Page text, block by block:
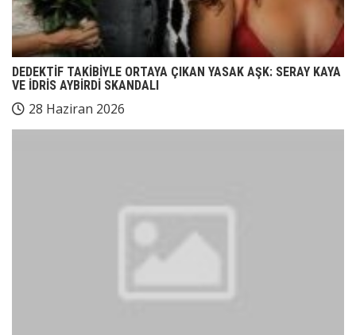
DEDEKTİF TAKİBİYLE ORTAYA ÇIKAN YASAK AŞK: SERAY KAYA
VE İDRİS AYBİRDİ SKANDALI
28 Haziran 2026